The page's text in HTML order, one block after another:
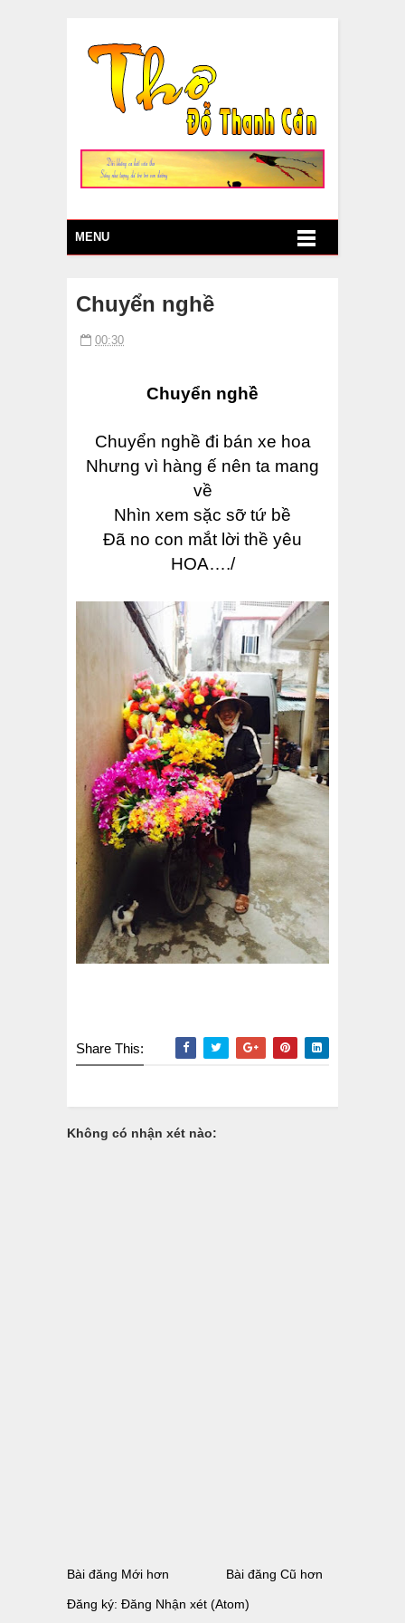
MENU
Chuyển nghề
00:30
Chuyển nghề
Chuyển nghề đi bán xe hoa
Nhưng vì hàng ế nên ta mang
về
Nhìn xem sặc sỡ tứ bề
Đã no con mắt lời thề yêu
HOA…./
Share This:
Không có nhận xét nào:
Bài đăng Mới hơn Bài đăng Cũ hơn
Đăng ký: Đăng Nhận xét (Atom)